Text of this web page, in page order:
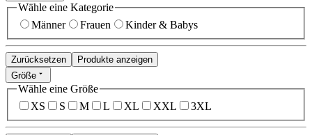
Wähle eine Kategorie
Männer
Frauen Kinder & Babys
Zurücksetzen
Produkte anzeigen
Größe
Wähle eine Größe
XS
S M L XL XXL 3XL